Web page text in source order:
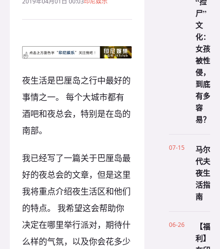
夜生活是巴厘岛之行中最好的
事情之一。 每个大城市都有
酒吧和夜总会，特别是在岛的
南部。
我已经写了一篇关于巴厘岛最
好的夜总会的文章，但是这里
我将重点介绍夜生活区和他们
的特点。 我希望这会帮助你
决定在哪里举行派对，期待什
么样的气氛，以及你会花多少
尸”
文
化：
女孩
被性
侵，
到底
有多
容
易？
07-15
马尔
代夫
夜生
活指
南
06-26
【福
利】